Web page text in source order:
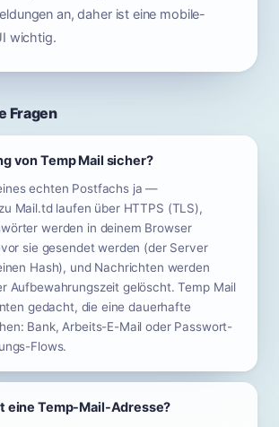
an, daher ist eine mobile-
wichtig.
Fragen
von Temp Mail sicher?
echten Postfachs ja —
Mail.td laufen über HTTPS (TLS),
werden in deinem Browser
sie gesendet werden (der Server
Hash), und Nachrichten werden
Aufbewahrungszeit gelöscht. Temp Mail
gedacht, die eine dauerhafte
Bank, Arbeits-E-Mail oder Passwort-
Flows.
eine Temp-Mail-Adresse?